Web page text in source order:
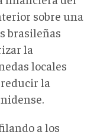
sobre una
brasileñas
la
locales
la
a los